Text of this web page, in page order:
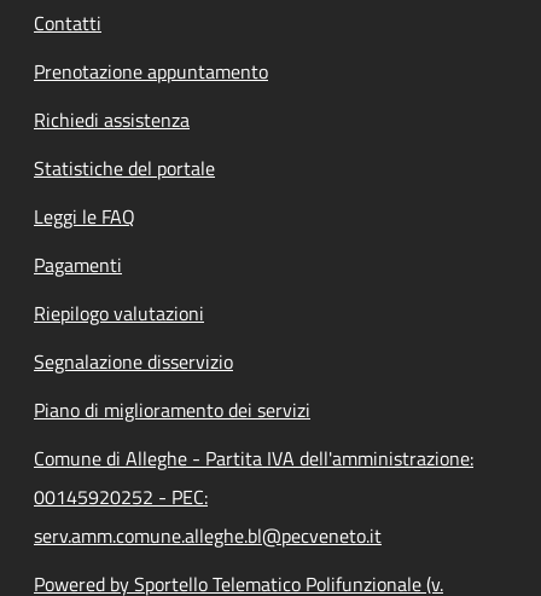
Contatti
Prenotazione appuntamento
Richiedi assistenza
Statistiche del portale
Leggi le FAQ
Pagamenti
Riepilogo valutazioni
Segnalazione disservizio
Piano di miglioramento dei servizi
Comune di Alleghe - Partita IVA dell'amministrazione:
00145920252 - PEC:
serv.amm.comune.alleghe.bl@pecveneto.it
Powered by Sportello Telematico Polifunzionale (v.